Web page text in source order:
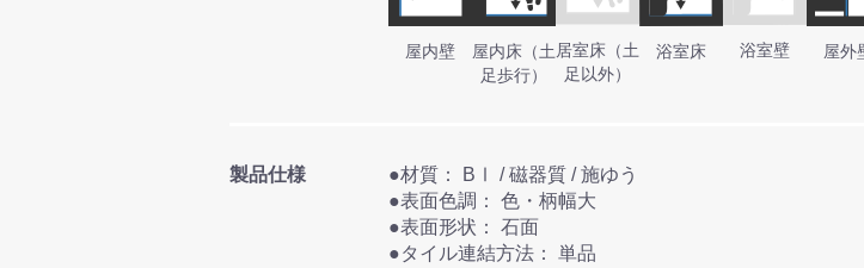
屋内壁
屋内床（土
足歩行）
居室床（土
足以外）
浴室床 浴室壁 屋外
製品仕様
●材質： BⅠ / 磁器質 / 施ゆう
●表面色調： 色・柄幅大
●表面形状： 石面
●タイル連結方法： 単品